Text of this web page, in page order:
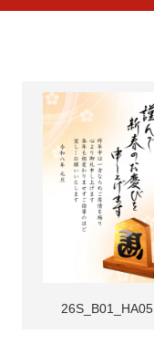
26S_B01_HA05